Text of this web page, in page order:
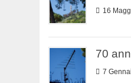
16
70
7